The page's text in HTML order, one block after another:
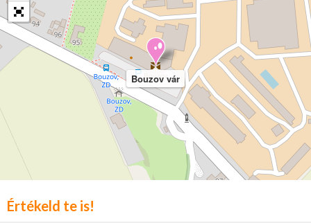
Bouzov vár
Értékeld te is!